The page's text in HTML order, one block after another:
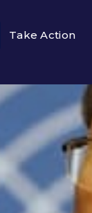
Take Action